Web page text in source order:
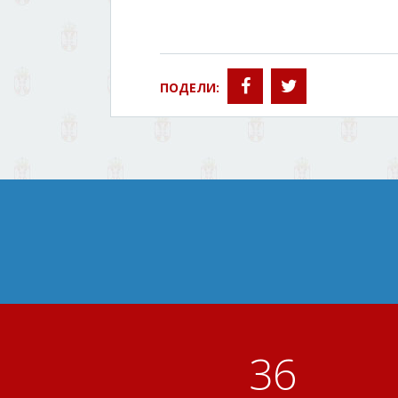
ПОДЕЛИ:
41